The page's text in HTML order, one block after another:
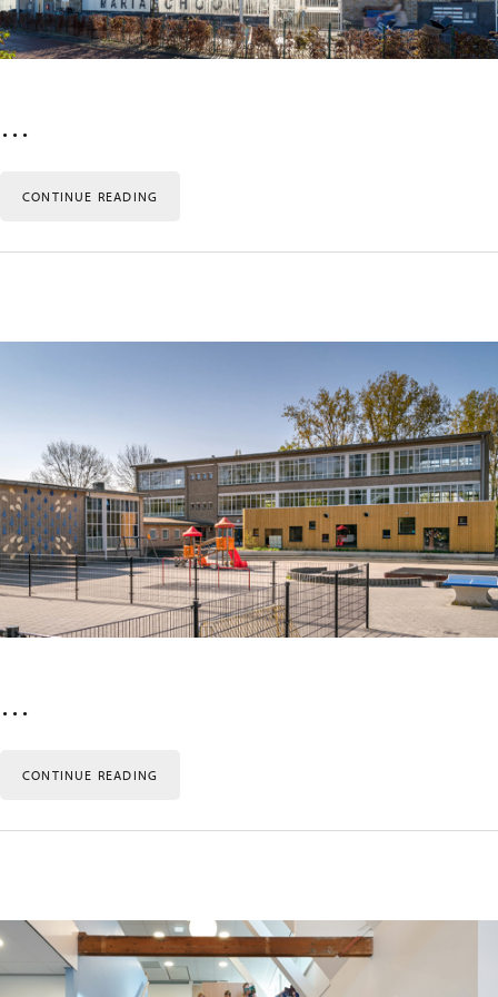
…
CONTINUE READING
…
CONTINUE READING